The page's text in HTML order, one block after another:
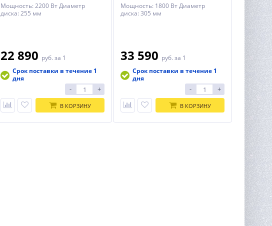
Мощность: 2200 Вт Диаметр
диска: 255 мм
22 890 руб. за 1
Срок поставки в течение 1
дня
- +
В КОРЗИНУ
Мощность: 1800 Вт Диаметр
диска: 305 мм
33 590 руб. за 1
Срок поставки в течение 1
дня
- +
В КОРЗИНУ